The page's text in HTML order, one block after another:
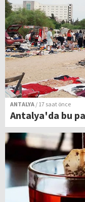
ANTALYA / 17 saat önce
Antalya'da bu